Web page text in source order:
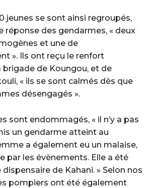
jeunes se sont ainsi regroupés,
réponse des gendarmes, « deux
et une de
». Ils ont reçu le renfort
brigade de Koungou, et de
« ils se sont calmés dès que
désengagés ».
sont endommagés, « il n’y a pas
un gendarme atteint au
a également eu un malaise,
par les évènements. Elle a été
dispensaire de Kahani. » Selon nos
pompiers ont été également